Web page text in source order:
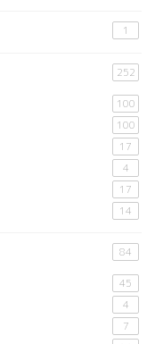
1
252
100
100
17
4
17
14
84
45
4
7